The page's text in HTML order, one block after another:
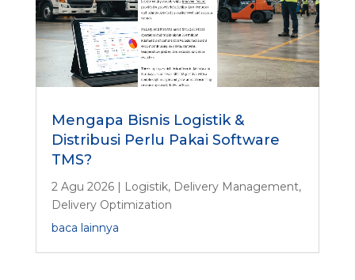
Mengapa Bisnis Logistik &
Distribusi Perlu Pakai Software
TMS?
2 Agu 2026| Logistik, Delivery Management,
Delivery Optimization
baca lainnya